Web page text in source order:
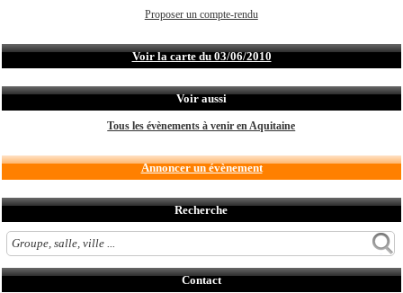
Proposer un compte-rendu
Voir la carte du 03/06/2010
Voir aussi
Tous les évènements à venir en Aquitaine
Annoncer un évènement
Recherche
Contact